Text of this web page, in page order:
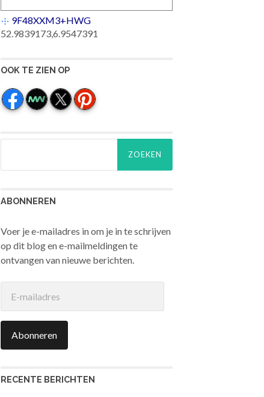
9F48XXM3+HWG
52.9839173,6.9547391
OOK TE ZIEN OP
ABONNEREN
Voer je e-mailadres in om je in te schrijven
op dit blog en e-mailmeldingen te
ontvangen van nieuwe berichten.
mailadres
Abonneren
RECENTE BERICHTEN